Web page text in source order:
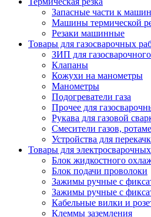
Запасные части к
Машины термической
Резаки машинные
Товары для газосварочных
ЗИП для
Клапаны
Кожухи на манометры
Манометры
Подогреватели газа
Прочее для
Рукава для газовой
Смесители газов,
Устройства для
Товары для
Блок жидкостного
Блок подачи проволоки
Зажимы ручные с
Зажимы ручные с
Кабельные вилки и
Клеммы заземления